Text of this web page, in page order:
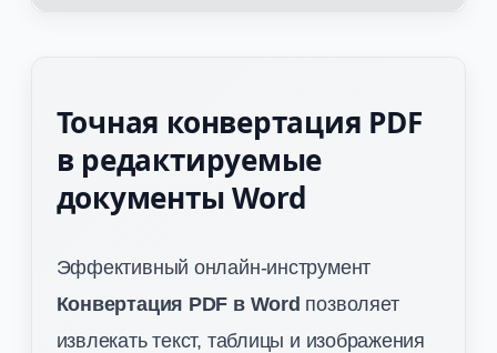
Точная конвертация PDF
в редактируемые
документы Word
Эффективный онлайн-инструмент
Конвертация PDF в Word позволяет
извлекать текст, таблицы и изображения